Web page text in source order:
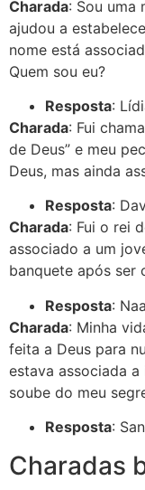
Charada: Sou uma
ajudou a
nome está
Quem sou eu?
Resposta:
Charada: Fui
de Deus” e meu
Deus, mas ainda
Resposta:
Charada: Fui o rei
associado a um
banquete após ser
Resposta:
Charada: Minha
feita a Deus para
estava associada
soube do meu
Resposta:
Charadas